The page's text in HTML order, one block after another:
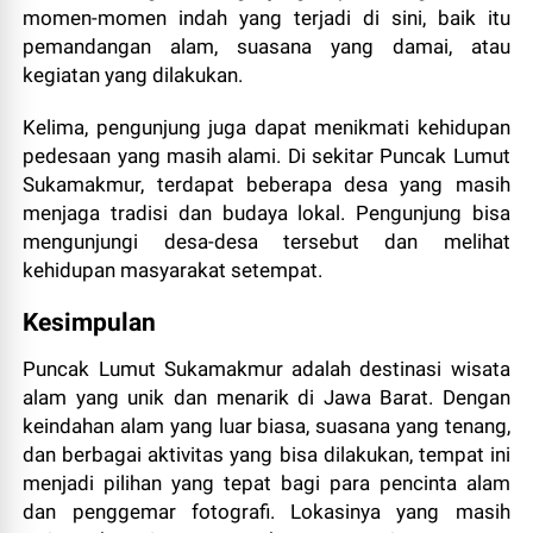
momen-momen indah yang terjadi di sini, baik itu
pemandangan alam, suasana yang damai, atau
kegiatan yang dilakukan.
Kelima, pengunjung juga dapat menikmati kehidupan
pedesaan yang masih alami. Di sekitar Puncak Lumut
Sukamakmur, terdapat beberapa desa yang masih
menjaga tradisi dan budaya lokal. Pengunjung bisa
mengunjungi desa-desa tersebut dan melihat
kehidupan masyarakat setempat.
Kesimpulan
Puncak Lumut Sukamakmur adalah destinasi wisata
alam yang unik dan menarik di Jawa Barat. Dengan
keindahan alam yang luar biasa, suasana yang tenang,
dan berbagai aktivitas yang bisa dilakukan, tempat ini
menjadi pilihan yang tepat bagi para pencinta alam
dan penggemar fotografi. Lokasinya yang masih